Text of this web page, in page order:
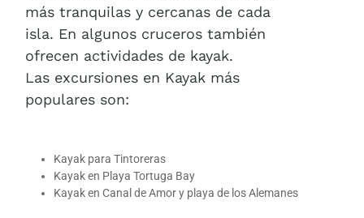
más tranquilas y cercanas de cada
isla. En algunos cruceros también
ofrecen actividades de kayak.
Las excursiones en Kayak más
populares son:
Kayak para Tintoreras
Kayak en Playa Tortuga Bay
Kayak en Canal de Amor y playa de los Alemanes